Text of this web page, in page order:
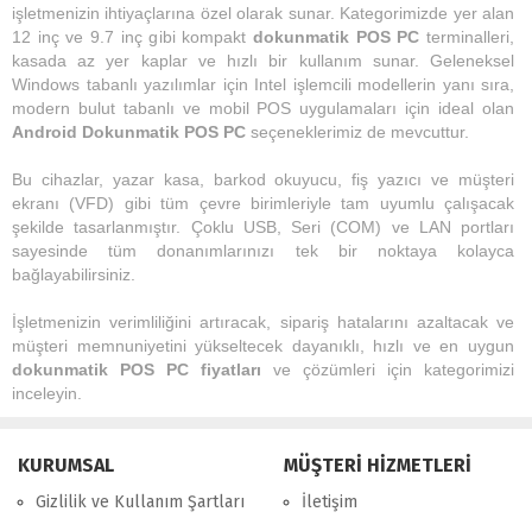
işletmenizin ihtiyaçlarına özel olarak sunar. Kategorimizde yer alan
12 inç ve 9.7 inç gibi kompakt dokunmatik POS PC terminalleri,
kasada az yer kaplar ve hızlı bir kullanım sunar. Geleneksel
Windows tabanlı yazılımlar için Intel işlemcili modellerin yanı sıra,
modern bulut tabanlı ve mobil POS uygulamaları için ideal olan
Android Dokunmatik POS PC seçeneklerimiz de mevcuttur.
Bu cihazlar, yazar kasa, barkod okuyucu, fiş yazıcı ve müşteri
ekranı (VFD) gibi tüm çevre birimleriyle tam uyumlu çalışacak
şekilde tasarlanmıştır. Çoklu USB, Seri (COM) ve LAN portları
sayesinde tüm donanımlarınızı tek bir noktaya kolayca
bağlayabilirsiniz.
İşletmenizin verimliliğini artıracak, sipariş hatalarını azaltacak ve
müşteri memnuniyetini yükseltecek dayanıklı, hızlı ve en uygun
dokunmatik POS PC fiyatları ve çözümleri için kategorimizi
inceleyin.
KURUMSAL
Gizlilik ve Kullanım Şartları
MÜŞTERİ HİZMETLERİ
İletişim